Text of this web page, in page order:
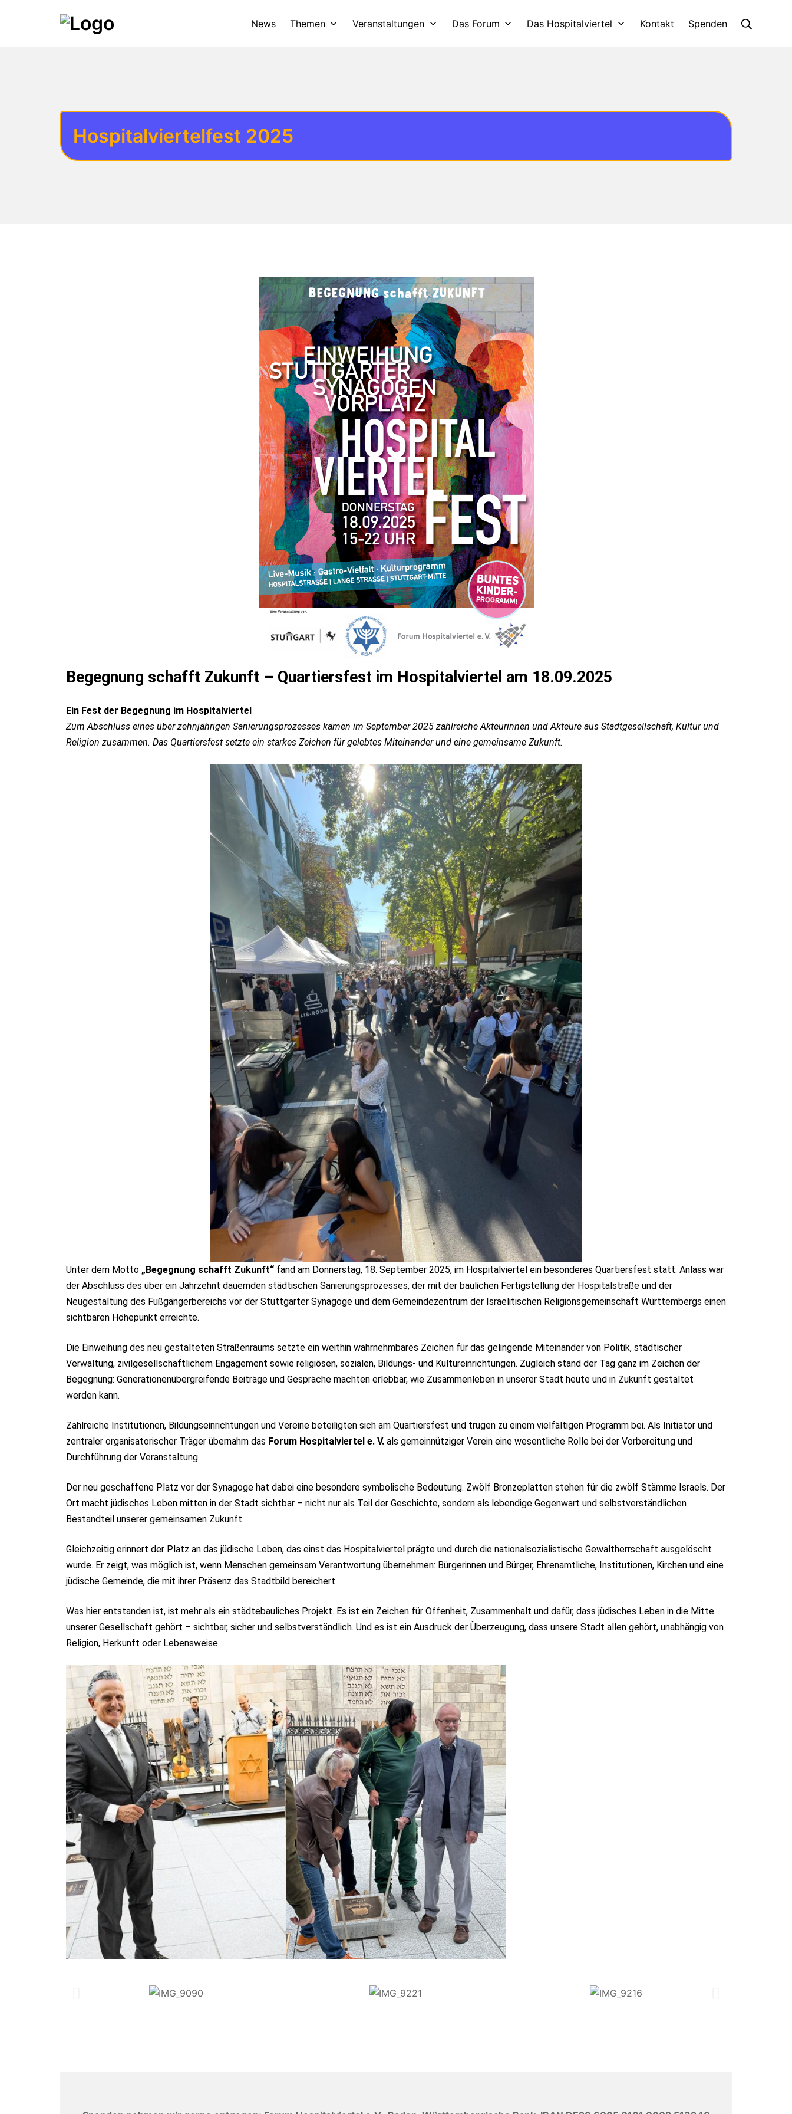
News Themen Veranstaltungen Das Forum Das Hospitalviertel Kontakt Spenden
Hospitalviertelfest 2025
Begegnung schafft Zukunft – Quartiersfest im Hospitalviertel am 18.09.2025
Ein Fest der Begegnung im Hospitalviertel
Zum Abschluss eines über zehnjährigen Sanierungsprozesses kamen im September 2025 zahlreiche Akteurinnen und Akteure aus Stadtgesellschaft, Kultur und
Religion zusammen. Das Quartiersfest setzte ein starkes Zeichen für gelebtes Miteinander und eine gemeinsame Zukunft.
Unter dem Motto „Begegnung schafft Zukunft“ fand am Donnerstag, 18. September 2025, im Hospitalviertel ein besonderes Quartiersfest statt. Anlass war
der Abschluss des über ein Jahrzehnt dauernden städtischen Sanierungsprozesses, der mit der baulichen Fertigstellung der Hospitalstraße und der
Neugestaltung des Fußgängerbereichs vor der Stuttgarter Synagoge und dem Gemeindezentrum der Israelitischen Religionsgemeinschaft Württembergs einen
sichtbaren Höhepunkt erreichte.
Die Einweihung des neu gestalteten Straßenraums setzte ein weithin wahrnehmbares Zeichen für das gelingende Miteinander von Politik, städtischer
Verwaltung, zivilgesellschaftlichem Engagement sowie religiösen, sozialen, Bildungs- und Kultureinrichtungen. Zugleich stand der Tag ganz im Zeichen der
Begegnung: Generationenübergreifende Beiträge und Gespräche machten erlebbar, wie Zusammenleben in unserer Stadt heute und in Zukunft gestaltet
werden kann.
Zahlreiche Institutionen, Bildungseinrichtungen und Vereine beteiligten sich am Quartiersfest und trugen zu einem vielfältigen Programm bei. Als Initiator und
zentraler organisatorischer Träger übernahm das Forum Hospitalviertel e. V. als gemeinnütziger Verein eine wesentliche Rolle bei der Vorbereitung und
Durchführung der Veranstaltung.
Der neu geschaffene Platz vor der Synagoge hat dabei eine besondere symbolische Bedeutung. Zwölf Bronzeplatten stehen für die zwölf Stämme Israels. Der
Ort macht jüdisches Leben mitten in der Stadt sichtbar – nicht nur als Teil der Geschichte, sondern als lebendige Gegenwart und selbstverständlichen
Bestandteil unserer gemeinsamen Zukunft.
Gleichzeitig erinnert der Platz an das jüdische Leben, das einst das Hospitalviertel prägte und durch die nationalsozialistische Gewaltherrschaft ausgelöscht
wurde. Er zeigt, was möglich ist, wenn Menschen gemeinsam Verantwortung übernehmen: Bürgerinnen und Bürger, Ehrenamtliche, Institutionen, Kirchen und eine
jüdische Gemeinde, die mit ihrer Präsenz das Stadtbild bereichert.
Was hier entstanden ist, ist mehr als ein städtebauliches Projekt. Es ist ein Zeichen für Offenheit, Zusammenhalt und dafür, dass jüdisches Leben in die Mitte
unserer Gesellschaft gehört – sichtbar, sicher und selbstverständlich. Und es ist ein Ausdruck der Überzeugung, dass unsere Stadt allen gehört, unabhängig von
Religion, Herkunft oder Lebensweise.